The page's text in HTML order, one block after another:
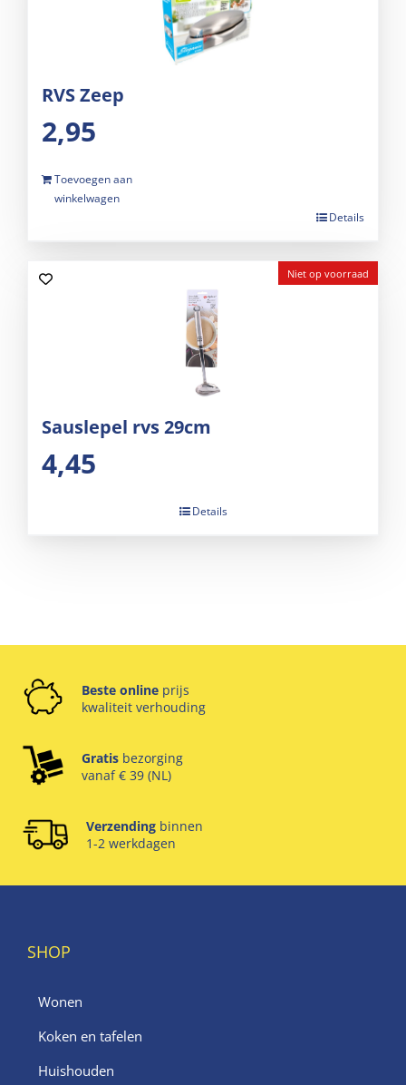
RVS Zeep
2,95
Toevoegen aan
winkelwagen
Details
Niet op voorraad
Sauslepel rvs 29cm
4,45
Details
Beste online prijs
kwaliteit verhouding
Gratis bezorging
vanaf € 39 (NL)
Verzending binnen
1-2 werkdagen
SHOP
Wonen
Koken en tafelen
Huishouden